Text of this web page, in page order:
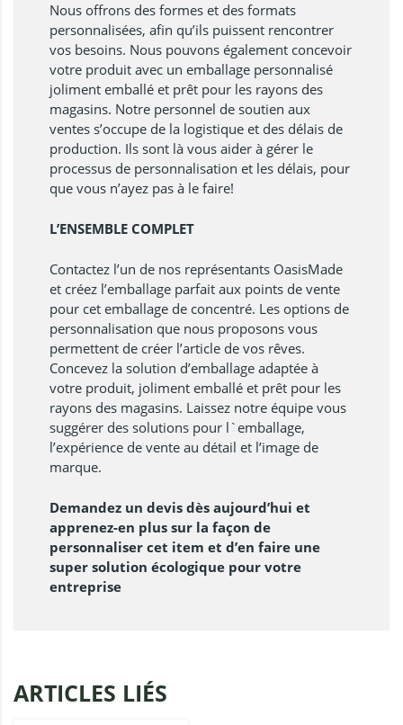
Nous offrons des formes et des formats
personnalisées, afin qu’ils puissent rencontrer
vos besoins. Nous pouvons également concevoir
votre produit avec un emballage personnalisé
joliment emballé et prêt pour les rayons des
magasins. Notre personnel de soutien aux
ventes s’occupe de la logistique et des délais de
production. Ils sont là vous aider à gérer le
processus de personnalisation et les délais, pour
que vous n’ayez pas à le faire!
L’ENSEMBLE COMPLET
Contactez l’un de nos représentants OasisMade
et créez l’emballage parfait aux points de vente
pour cet emballage de concentré. Les options de
personnalisation que nous proposons vous
permettent de créer l’article de vos rêves.
Concevez la solution d’emballage adaptée à
votre produit, joliment emballé et prêt pour les
rayons des magasins. Laissez notre équipe vous
suggérer des solutions pour l`emballage,
l’expérience de vente au détail et l’image de
marque.
Demandez un devis dès aujourd’hui et
apprenez-en plus sur la façon de
personnaliser cet item et d’en faire une
super solution écologique pour votre
entreprise
ARTICLES LIÉS